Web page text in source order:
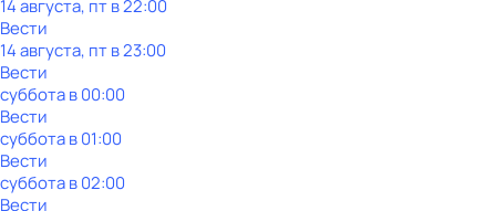
14 августа, пт в 22:00
Вести
14 августа, пт в 23:00
Вести
субботав00:00
Вести
субботав01:00
Вести
субботав02:00
Вести